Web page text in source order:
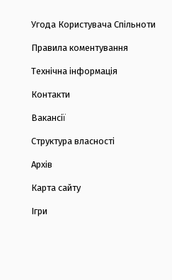
Угода Користувача Спільноти
Правила коментування
Технічна інформація
Контакти
Вакансії
Структура власності
Архів
Карта сайту
Ігри